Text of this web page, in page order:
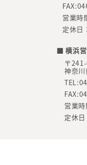
営業時
定休日
■ 横浜
〒
神奈
営業
定休